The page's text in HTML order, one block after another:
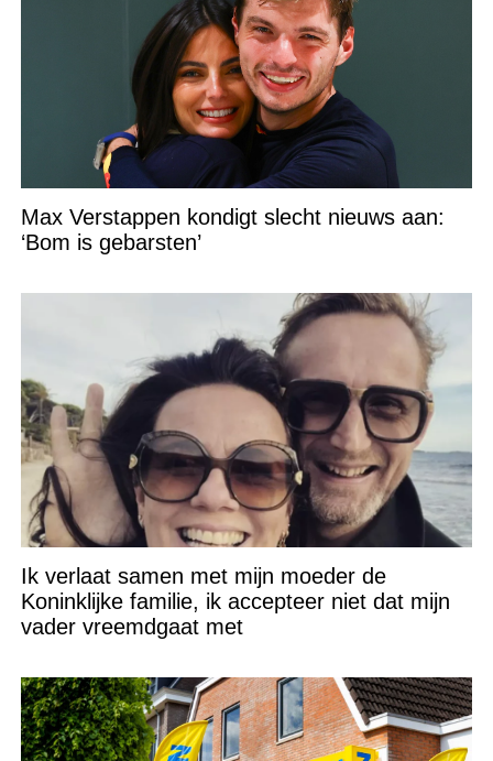
Max Verstappen kondigt slecht nieuws aan:
‘Bom is gebarsten’
Ik verlaat samen met mijn moeder de
Koninklijke familie, ik accepteer niet dat mijn
vader vreemdgaat met